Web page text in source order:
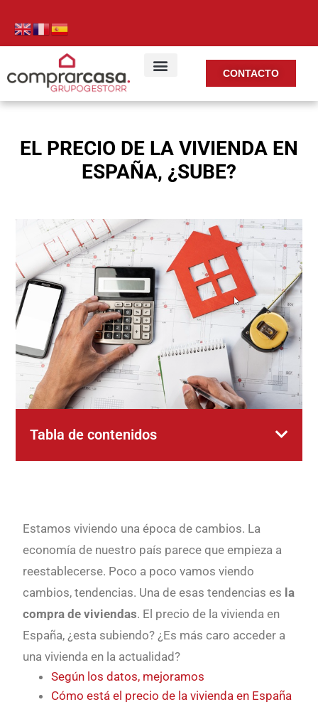
CONTACTO
EL PRECIO DE LA VIVIENDA EN
ESPAÑA, ¿SUBE?
Tabla de contenidos
Estamos viviendo una época de cambios. La
economía de nuestro país parece que empieza a
reestablecerse. Poco a poco vamos viendo
cambios, tendencias. Una de esas tendencias es la
compra de viviendas. El precio de la vivienda en
España, ¿esta subiendo? ¿Es más caro acceder a
una vivienda en la actualidad?
Según los datos, mejoramos
Cómo está el precio de la vivienda en España